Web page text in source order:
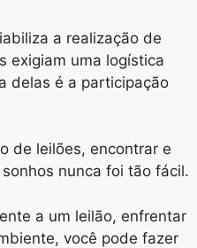
a realização de
exigiam uma logística
delas é a participação
de leilões, encontrar e
nunca foi tão fácil.
a um leilão, enfrentar
você pode fazer